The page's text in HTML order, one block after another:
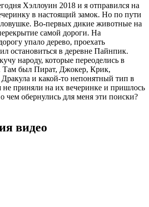
Хэллоуин 2018 и я отправился на
в настоящий замок. Но по пути
ловушке. Во-первых дикие животные на
самой дороги. На
упало дерево, проехать
остановиться в деревне Пайнпик.
народу, которые переоделись в
Там был Пират, Джокер, Крик,
и какой-то непонятный тип в
не приняли на их вечеринке и пришлось
чем обернулись для меня эти поиски?
видео